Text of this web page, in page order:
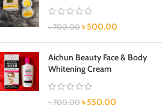
৳700.00 ৳500.00
Aichun Beauty Face & Body
Whitening Cream
৳700.00 ৳550.00